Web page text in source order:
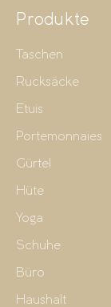
Produkte
Taschen
Rucksäcke
Etuis
Portemonnaies
Gürtel
Hüte
Yoga
Schuhe
Büro
Haushalt